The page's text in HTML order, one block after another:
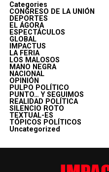
Categories
CONGRESO DE LA UNIÓN
DEPORTES
EL ÁGORA
ESPECTÁCULOS
GLOBAL
IMPACTUS
LA FERIA
LOS MALOSOS
MANO NEGRA
NACIONAL
OPINIÓN
PULPO POLÍTICO
PUNTO… Y SEGUIMOS
REALIDAD POLÍTICA
SILENCIO ROTO
TEXTUAL-ES
TÓPICOS POLÍTICOS
Uncategorized